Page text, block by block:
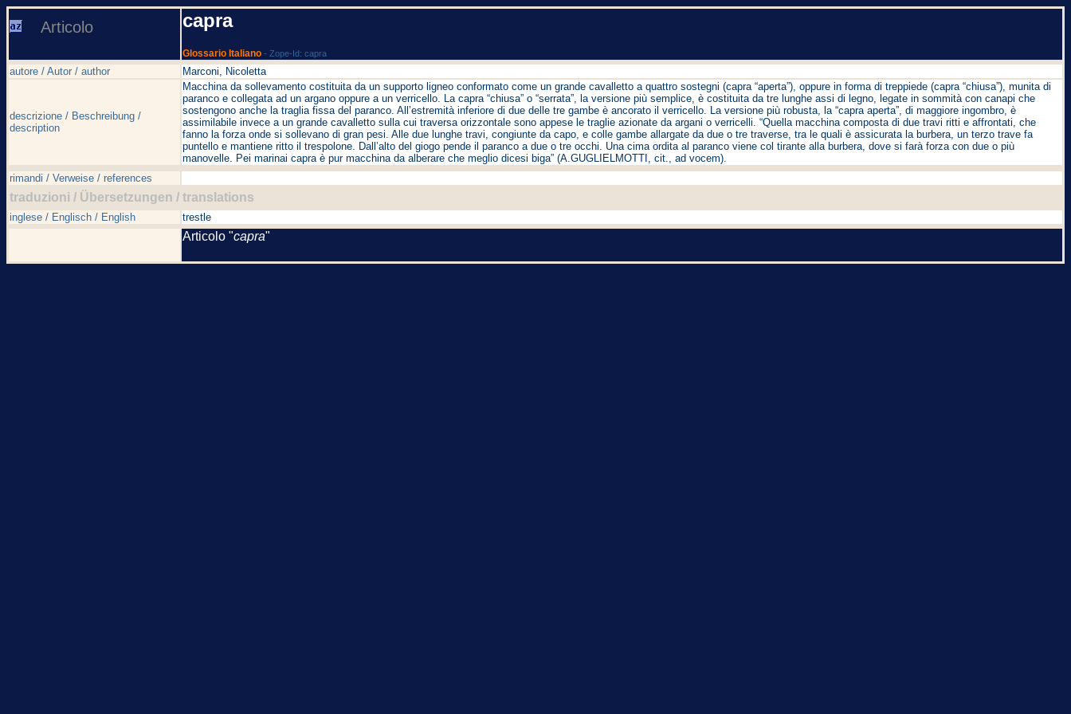
Articolo capra
Glossario Italiano - Zope-Id: capra
autore / Autor / author Marconi, Nicoletta
descrizione / Beschreibung /
description
Macchina da sollevamento costituita da un supporto ligneo conformato come un grande cavalletto a quattro sostegni (capra “aperta”), oppure in forma di treppiede (capra “chiusa”), munita di
paranco e collegata ad un argano oppure a un verricello. La capra “chiusa” o “serrata”, la versione più semplice, è costituita da tre lunghe assi di legno, legate in sommità con canapi che
sostengono anche la traglia fissa del paranco. All’estremità inferiore di due delle tre gambe è ancorato il verricello. La versione più robusta, la “capra aperta”, di maggiore ingombro, è
assimilabile invece a un grande cavalletto sulla cui traversa orizzontale sono appese le traglie azionate da argani o verricelli. “Quella macchina composta di due travi ritti e affrontati, che
fanno la forza onde si sollevano di gran pesi. Alle due lunghe travi, congiunte da capo, e colle gambe allargate da due o tre traverse, tra le quali è assicurata la burbera, un terzo trave fa
puntello e mantiene ritto il trespolone. Dall’alto del giogo pende il paranco a due o tre occhi. Una cima ordita al paranco viene col tirante alla burbera, dove si farà forza con due o più
manovelle. Pei marinai capra è pur macchina da alberare che meglio dicesi biga” (A.GUGLIELMOTTI, cit., ad vocem).
rimandi / Verweise / references
traduzioni / Übersetzungen / translations
inglese / Englisch / English trestle
Articolo "capra"